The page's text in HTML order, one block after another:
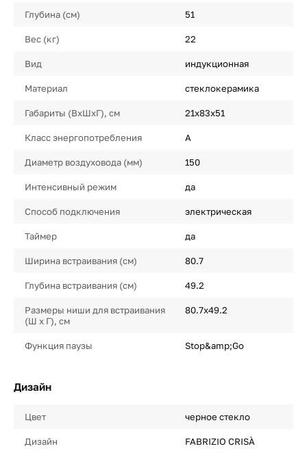
Глубина (см) 51
Вес (кг) 22
Вид индукционная
Материал стеклокерамика
Габариты (ВхШхГ), см 21х83х51
Класс энергопотребления A
Диаметр воздуховода (мм) 150
Интенсивный режим да
Способ подключения электрическая
Таймер да
Ширина встраивания (см) 80.7
Глубина встраивания (см) 49.2
Размеры ниши для встраивания
(Ш х Г), см
80.7х49.2
Функция паузы Stop&amp;Go
Дизайн
Цвет черное стекло
Дизайн FABRIZIO CRISÀ